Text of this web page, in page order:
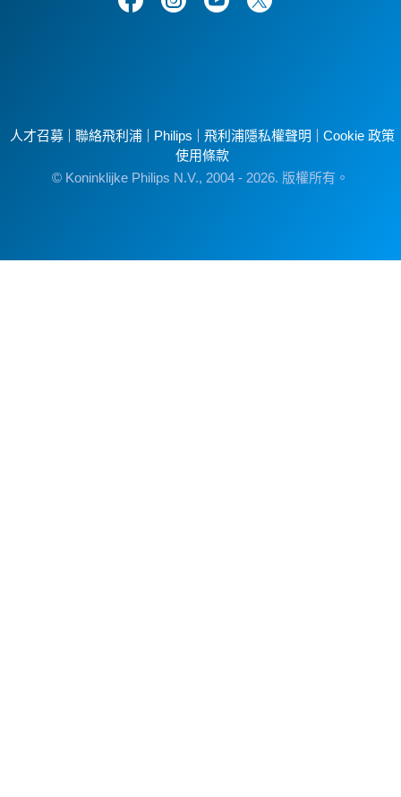
人才召募 聯絡飛利浦 Philips 飛利浦隱私權聲明
Cookie 政策
使用條款
© Koninklijke Philips N.V., 2004 - 2026. 版權所有。